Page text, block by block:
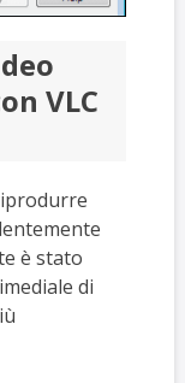
VLC
è stato
di